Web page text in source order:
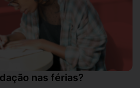
nas férias?